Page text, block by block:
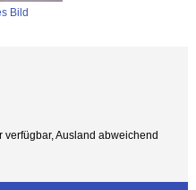
Bild
verfügbar, Ausland abweichend